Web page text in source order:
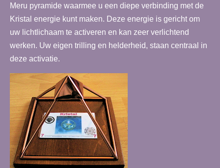
Meru pyramide waarmee u een diepe verbinding met de
Kristal energie kunt maken. Deze energie is gericht om
uw lichtlichaam te activeren en kan zeer verlichtend
werken. Uw eigen trilling en helderheid, staan centraal in
deze activatie.